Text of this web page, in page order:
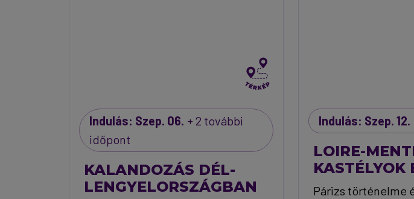
Indulás: Szep. 06. + 2 további
időpont
KALANDOZÁS DÉL-
LENGYELORSZÁGBAN
Indulás: Szep. 12.
LOIRE-
KASTÉLYOK
Párizs történelme